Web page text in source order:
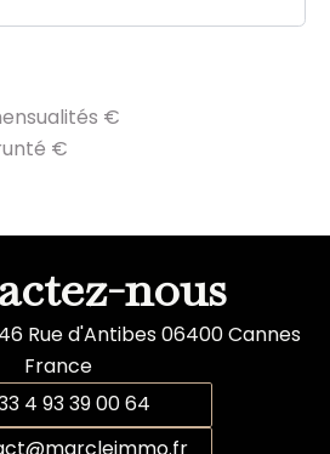
€
€
nous
46 Rue d'Antibes06400Cannes
France
4 93 39 00 64